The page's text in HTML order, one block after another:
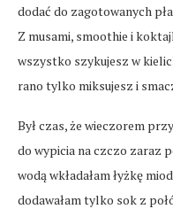
dodać do zagotowanych
Z musami, smoothie i
wszystko szykujesz w
rano tylko miksujesz i
Był czas, że wieczorem
do wypicia na czczo zaraz
wodą wkładałam łyżkę
dodawałam tylko sok z